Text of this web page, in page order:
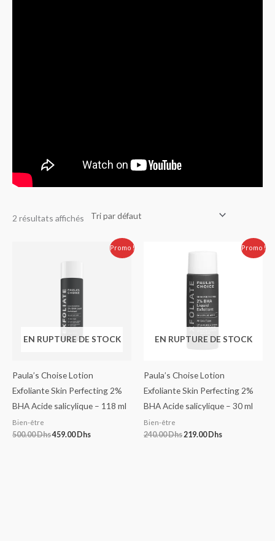
2 résultats affichés
Promo !
EN RUPTURE DE STOCK
Paula’s Choise Lotion
Exfoliante Skin Perfecting 2%
BHA Acide salicylique – 118 ml
Bien-être
500.00Dhs459.00 Dhs
Promo !
EN RUPTURE DE STOCK
Paula’s Choise Lotion
Exfoliante Skin Perfecting 2%
BHA Acide salicylique – 30 ml
Bien-être
240.00Dhs
prix
était :
240.00 Dhs.
219.00 Dhs